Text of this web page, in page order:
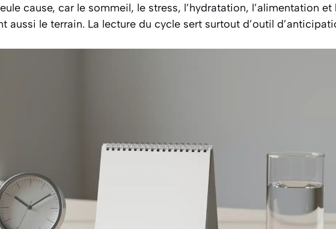
cause, car le sommeil, le stress, l’hydratation, l’alimentation et
aussi le terrain. La lecture du cycle sert surtout d’outil